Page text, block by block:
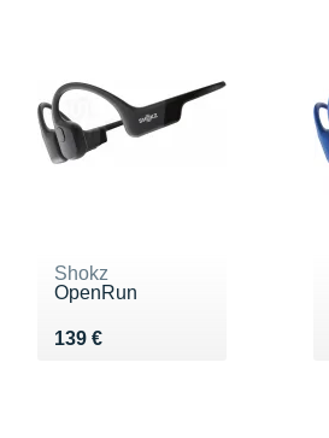
Shokz
OpenRun
139 €
Vendu 139 €